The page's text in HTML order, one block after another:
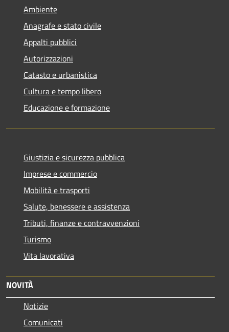
Ambiente
Anagrafe e stato civile
Appalti pubblici
Autorizzazioni
Catasto e urbanistica
Cultura e tempo libero
Educazione e formazione
Giustizia e sicurezza pubblica
Imprese e commercio
Mobilità e trasporti
Salute, benessere e assistenza
Tributi, finanze e contravvenzioni
Turismo
Vita lavorativa
NOVITÀ
Notizie
Comunicati